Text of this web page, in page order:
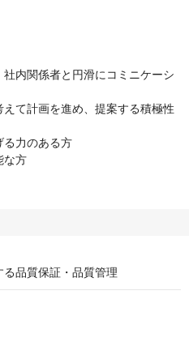
内関係者と円滑にコミニケーシ
て計画を進め、提案する積極性
力のある方
な方
る品質保証・品質管理